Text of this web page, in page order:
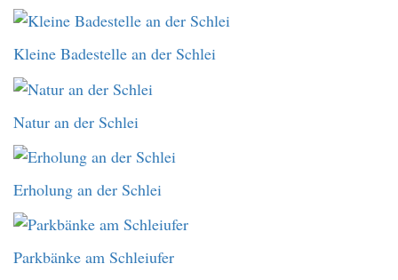
Kleine Badestelle an der Schlei
Natur an der Schlei
Erholung an der Schlei
Parkbänke am Schleiufer